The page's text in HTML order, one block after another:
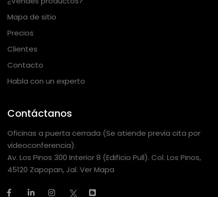
Mapa de sitio
Precios
Clientes
Contacto
Habla con un experto
Contáctanos
Oficinas a puerta cerrada (Se atiende previa cita por
videoconferencia).
Av. Los Pinos 300 Interior 8 (Edificio Pull). Col. Los Pinos,
45120 Zapopan, Jal. Ver Mapa